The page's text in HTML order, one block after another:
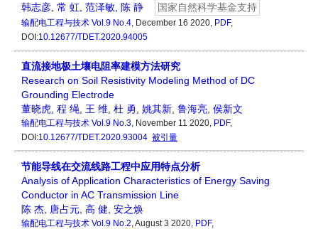
韩志彦 常 虹 范泽敏 陈 静 国家自然科学基金支持
输配电工程与技术 Vol.9 No.4, December 16 2020, PDF,
DOI:10.12677/TDET.2020.94005
直流接地极土壤电阻率建模方法研究
Research on Soil Resistivity Modeling Method of DC
Grounding Electrode
董晓虎 程 绳 王 维 杜 勇 姚其新 鲁海亮 侯新文
输配电工程与技术 Vol.9 No.3, November 11 2020, PDF,
DOI:10.12677/TDET.2020.93004 被引量
节能导线在交流线路工程中应用特点分析
Analysis of Application Characteristics of Energy Saving
Conductor in AC Transmission Line
陈 杰
唐占元 高 健 安之焕
输配电工程与技术 Vol.9 No.2, August 3 2020, PDF,